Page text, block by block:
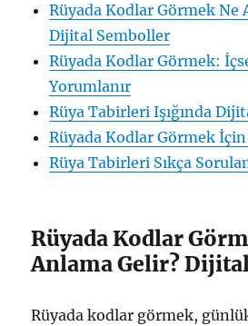
Rüyada Kodlar Görmek Ne
Dijital Semboller
Rüyada Kodlar Görmek:
Yorumlanır
Rüya Tabirleri Işığında
Rüyada Kodlar Görmek
Rüya Tabirleri Sıkça
Rüyada Kodlar
Anlama Gelir?
Rüyada kodlar görmek,